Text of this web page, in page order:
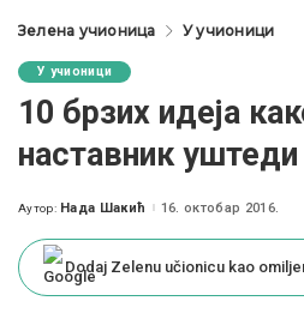
Зелена учионица У учионици
У учионици
10 брзих идеја
наставник
Posted
Аутор: Нада Шакић 16. октобар 2016.
Dodaj Zelenu učionicu kao